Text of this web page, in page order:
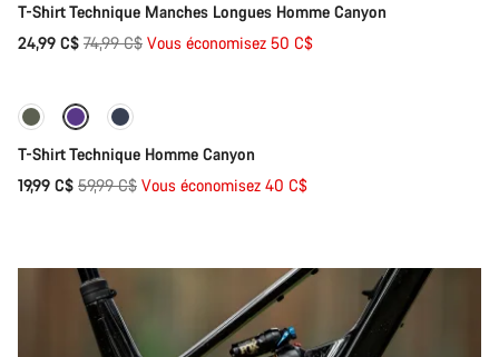
T-Shirt Technique Manches Longues Homme Canyon
24,99 C$ Prix
74,99 C$ Vous économisez 50 C$
-67%
Sélection rapide
T-Shirt Technique Homme Canyon
19,99 C$ Prix
59,99 C$ Vous économisez 40 C$